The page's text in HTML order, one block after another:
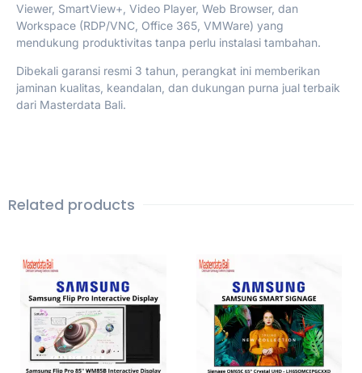
Viewer, SmartView+, Video Player, Web Browser, dan
Workspace (RDP/VNC, Office 365, VMWare) yang
mendukung produktivitas tanpa perlu instalasi tambahan.
Dibekali garansi resmi 3 tahun, perangkat ini memberikan
jaminan kualitas, keandalan, dan dukungan purna jual terbaik
dari Masterdata Bali.
Related products